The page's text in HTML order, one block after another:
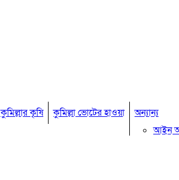
কুমিল্লার কৃষি কুমিল্লা ভোটের হাওয়া
অন্যান্য
আইন